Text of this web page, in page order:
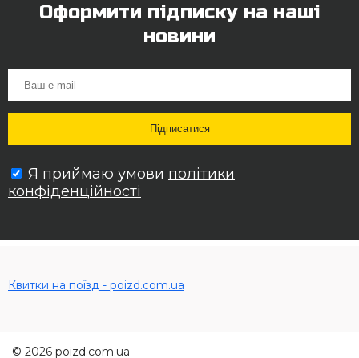
Оформити підписку на наші
новини
Я приймаю умови політики
конфіденційності
Квитки на поїзд - poizd.com.ua
© 2026 poizd.com.ua